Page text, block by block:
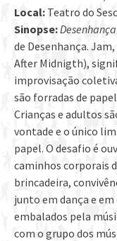
Local: Teatro do
Sinopse:
de Desenhança.
After Midnigth),
improvisação
são forradas de
Crianças e adultos
vontade e o único
papel. O desafio é
caminhos corporais
brincadeira,
junto em dança e
embalados pela
com o grupo dos